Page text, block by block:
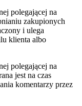
polegającej na
zakupionych
i ulega
klienta albo
polegającej na
jest na czas
komentarzy przez